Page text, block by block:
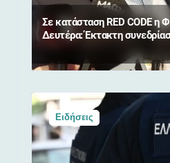
Σε κατάσταση RED CODE η
Δευτέρα: Έκτακτη
απαγόρευση κυκλοφορίας σε
Ειδήσεις